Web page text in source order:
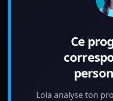
Ce
Lola analyse ton